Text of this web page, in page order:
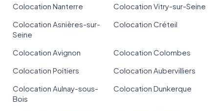
Colocation Nanterre
Colocation Vitry-sur-Seine
Colocation Asnières-sur-
Seine
Colocation Créteil
Colocation Avignon
Colocation Colombes
Colocation Poitiers
Colocation Aubervilliers
Colocation Aulnay-sous-
Bois
Colocation Dunkerque